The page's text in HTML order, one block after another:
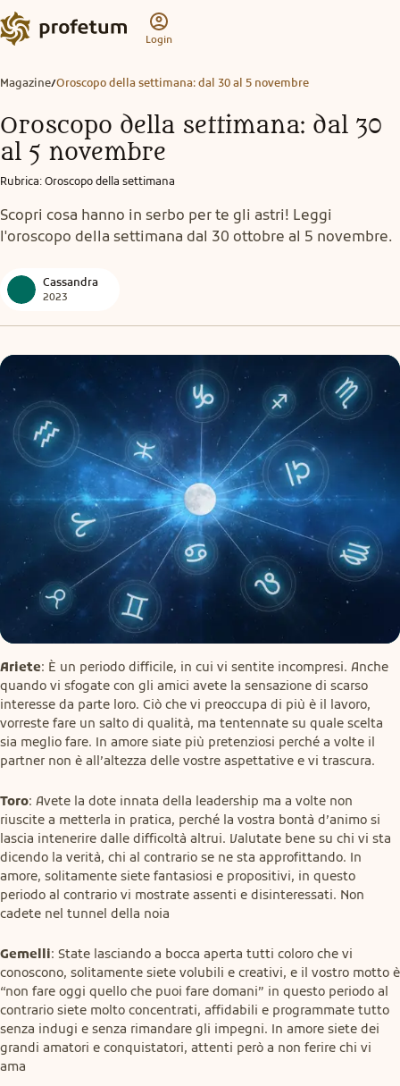
Login
Magazine/Oroscopo della settimana: dal 30 al 5 novembre
Oroscopo della settimana: dal 30
al 5 novembre
Rubrica: Oroscopo della settimana
Scopri cosa hanno in serbo per te gli astri! Leggi
l'oroscopo della settimana dal 30 ottobre al 5 novembre.
Cassandra
2023
Ariete: È un periodo difficile, in cui vi sentite incompresi. Anche
quando vi sfogate con gli amici avete la sensazione di scarso
interesse da parte loro. Ciò che vi preoccupa di più è il lavoro,
vorreste fare un salto di qualità, ma tentennate su quale scelta
sia meglio fare. In amore siate più pretenziosi perché a volte il
partner non è all’altezza delle vostre aspettative e vi trascura.
Toro: Avete la dote innata della leadership ma a volte non
riuscite a metterla in pratica, perché la vostra bontà d’animo si
lascia intenerire dalle difficoltà altrui. Valutate bene su chi vi sta
dicendo la verità, chi al contrario se ne sta approfittando. In
amore, solitamente siete fantasiosi e propositivi, in questo
periodo al contrario vi mostrate assenti e disinteressati. Non
cadete nel tunnel della noia
Gemelli: State lasciando a bocca aperta tutti coloro che vi
conoscono, solitamente siete volubili e creativi, e il vostro motto è
“non fare oggi quello che puoi fare domani” in questo periodo al
contrario siete molto concentrati, affidabili e programmate tutto
senza indugi e senza rimandare gli impegni. In amore siete dei
grandi amatori e conquistatori, attenti però a non ferire chi vi
ama